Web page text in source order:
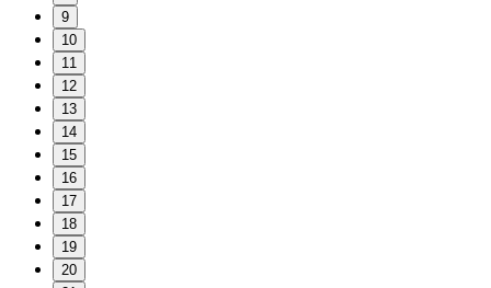
9
10
11
12
13
14
15
16
17
18
19
20